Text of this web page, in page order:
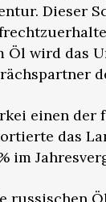
Dieser
Öl wird das
einen der
das
im